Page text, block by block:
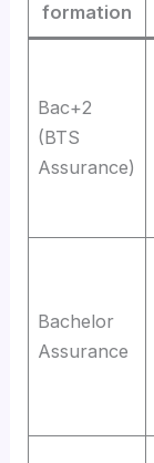
formation
Bac+2
(BTS
Assurance)
Bachelor
Assurance